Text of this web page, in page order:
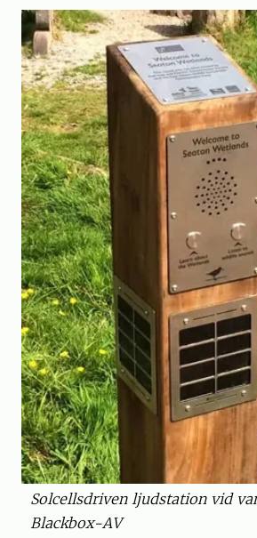
Solcellsdriven ljudstation vid
Blackbox-AV